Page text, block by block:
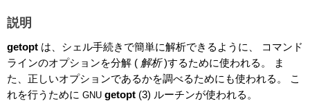
説明
getopt は、シェル手続きで簡単に解析できるように、 コマンド
ラインのオプションを分解 ( 解析)するために使われる。 ま
た、正しいオプションであるかを調べるためにも使われる。 こ
れを行うために GNU getopt (3) ルーチンが使われる。